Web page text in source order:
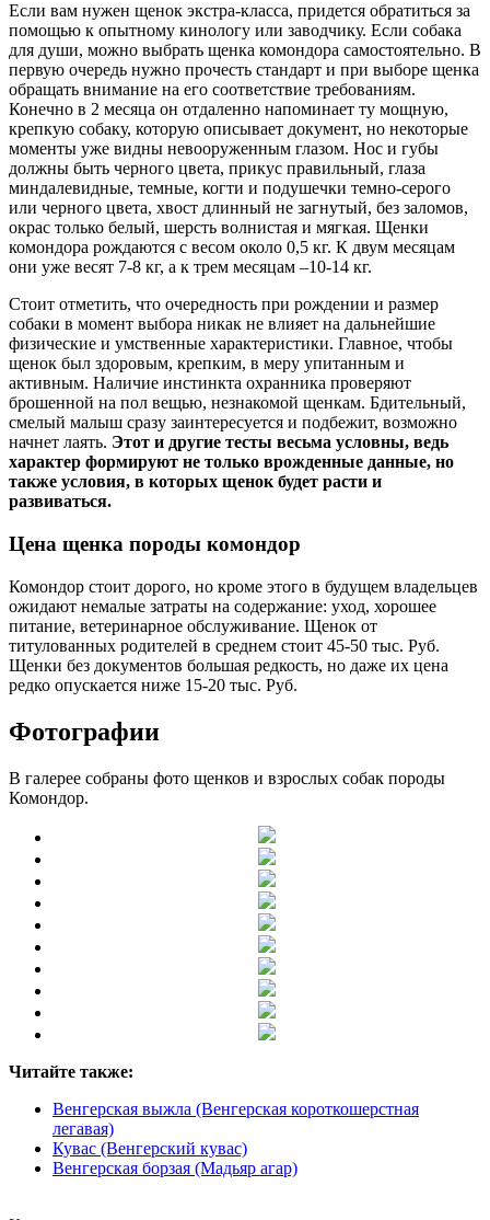
Если вам нужен щенок экстра-класса, придется обратиться за
помощью к опытному кинологу или заводчику. Если собака
для души, можно выбрать щенка комондора самостоятельно. В
первую очередь нужно прочесть стандарт и при выборе щенка
обращать внимание на его соответствие требованиям.
Конечно в 2 месяца он отдаленно напоминает ту мощную,
крепкую собаку, которую описывает документ, но некоторые
моменты уже видны невооруженным глазом. Нос и губы
должны быть черного цвета, прикус правильный, глаза
миндалевидные, темные, когти и подушечки темно-серого
или черного цвета, хвост длинный не загнутый, без заломов,
окрас только белый, шерсть волнистая и мягкая. Щенки
комондора рождаются с весом около 0,5 кг. К двум месяцам
они уже весят 7-8 кг, а к трем месяцам –10-14 кг.
Стоит отметить, что очередность при рождении и размер
собаки в момент выбора никак не влияет на дальнейшие
физические и умственные характеристики. Главное, чтобы
щенок был здоровым, крепким, в меру упитанным и
активным. Наличие инстинкта охранника проверяют
брошенной на пол вещью, незнакомой щенкам. Бдительный,
смелый малыш сразу заинтересуется и подбежит, возможно
начнет лаять. Этот и другие тесты весьма условны, ведь
характер формируют не только врожденные данные, но
также условия, в которых щенок будет расти и
развиваться.
Цена щенка породы комондор
Комондор стоит дорого, но кроме этого в будущем владельцев
ожидают немалые затраты на содержание: уход, хорошее
питание, ветеринарное обслуживание. Щенок от
титулованных родителей в среднем стоит 45-50 тыс. Руб.
Щенки без документов большая редкость, но даже их цена
редко опускается ниже 15-20 тыс. Руб.
Фотографии
В галерее собраны фото щенков и взрослых собак породы
Комондор.
Читайте также:
Венгерская выжла (Венгерская короткошерстная
легавая)
Кувас (Венгерский кувас)
Венгерская борзая (Мадьяр агар)